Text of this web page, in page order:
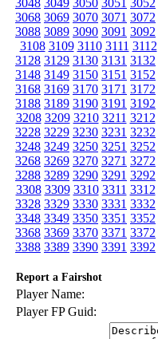
3048 3049 3050 3051 3052
3068 3069 3070 3071 3072
3088 3089 3090 3091 3092
3108 3109 3110 3111 3112
3128 3129 3130 3131 3132
3148 3149 3150 3151 3152
3168 3169 3170 3171 3172
3188 3189 3190 3191 3192
3208 3209 3210 3211 3212
3228 3229 3230 3231 3232
3248 3249 3250 3251 3252
3268 3269 3270 3271 3272
3288 3289 3290 3291 3292
3308 3309 3310 3311 3312
3328 3329 3330 3331 3332
3348 3349 3350 3351 3352
3368 3369 3370 3371 3372
3388 3389 3390 3391 3392
Report a Fairshot
Player Name:
Player FP Guid: